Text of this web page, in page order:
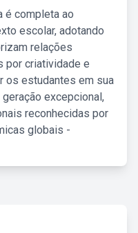
é completa ao
escolar, adotando
relações
por criatividade e
os estudantes em sua
excepcional,
reconhecidas por
globais -